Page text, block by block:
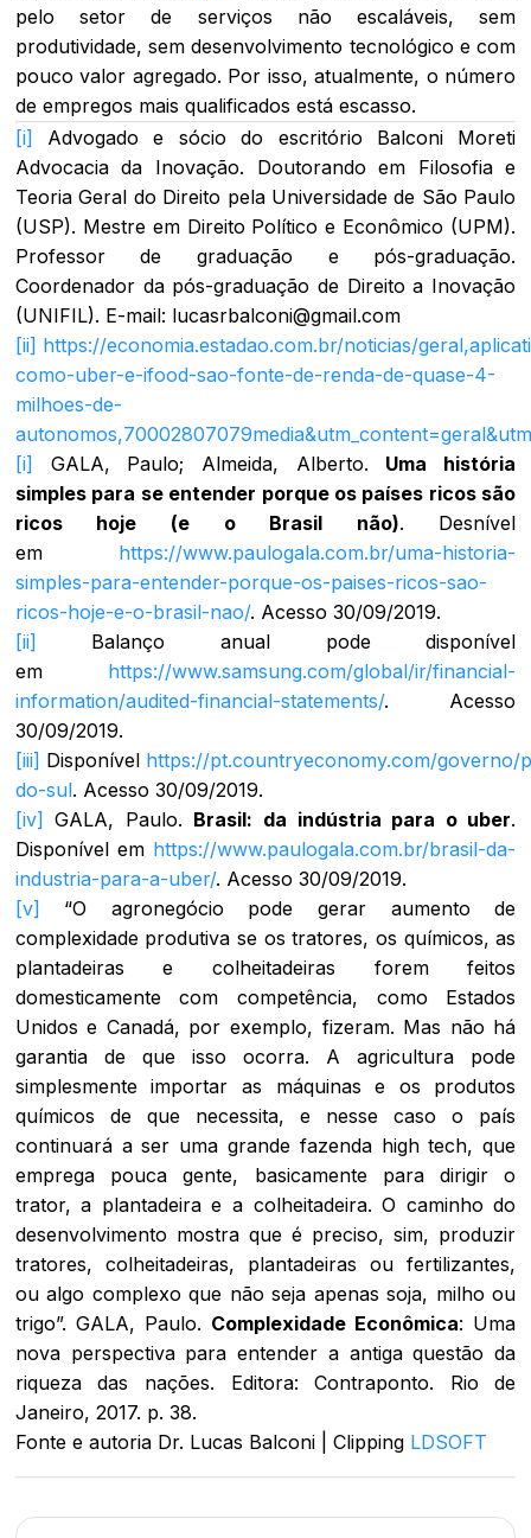
pelo setor de serviços não escaláveis, sem
produtividade, sem desenvolvimento tecnológico e com
pouco valor agregado. Por isso, atualmente, o número
de empregos mais qualificados está escasso.
[i] Advogado e sócio do escritório Balconi Moreti
Advocacia da Inovação. Doutorando em Filosofia e
Teoria Geral do Direito pela Universidade de São Paulo
(USP). Mestre em Direito Político e Econômico (UPM).
Professor de graduação e pós-graduação.
Coordenador da pós-graduação de Direito a Inovação
(UNIFIL). E-mail: lucasrbalconi@gmail.com
[ii] https://economia.estadao.com.br/noticias/
como-uber-e-ifood-sao-fonte-de-renda-de-quase-4-
milhoes-de-
[i] GALA, Paulo; Almeida, Alberto. Uma história
simples para se entender porque os países ricos são
ricos hoje (e o Brasil não). Desnível
em https://www.paulogala.com.br/uma-historia-
simples-para-entender-porque-os-paises-ricos-sao-
ricos-hoje-e-o-brasil-nao/. Acesso 30/09/2019.
[ii] Balanço anual pode disponível
em https://www.samsung.com/global/ir/financial-
information/audited-financial-statements/. Acesso
30/09/2019.
[iii] Disponível https://pt.countryeconomy.com/governo/
do-sul. Acesso 30/09/2019.
[iv] GALA, Paulo. Brasil: da indústria para o uber.
Disponível em https://www.paulogala.com.br/brasil-da-
industria-para-a-uber/. Acesso 30/09/2019.
[v] “O agronegócio pode gerar aumento de
complexidade produtiva se os tratores, os químicos, as
plantadeiras e colheitadeiras forem feitos
domesticamente com competência, como Estados
Unidos e Canadá, por exemplo, fizeram. Mas não há
garantia de que isso ocorra. A agricultura pode
simplesmente importar as máquinas e os produtos
químicos de que necessita, e nesse caso o país
continuará a ser uma grande fazenda high tech, que
emprega pouca gente, basicamente para dirigir o
trator, a plantadeira e a colheitadeira. O caminho do
desenvolvimento mostra que é preciso, sim, produzir
tratores, colheitadeiras, plantadeiras ou fertilizantes,
ou algo complexo que não seja apenas soja, milho ou
trigo”. GALA, Paulo. Complexidade Econômica: Uma
nova perspectiva para entender a antiga questão da
riqueza das nações. Editora: Contraponto. Rio de
Janeiro, 2017. p. 38.
Fonte e autoria Dr. Lucas Balconi | Clipping LDSOFT